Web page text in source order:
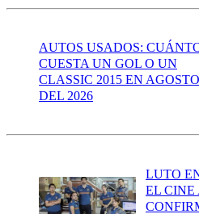
AUTOS USADOS:
CUESTA UN GOL O UN
CLASSIC 2015 EN AGOSTO
DEL 2026
LUTO
EL CINE